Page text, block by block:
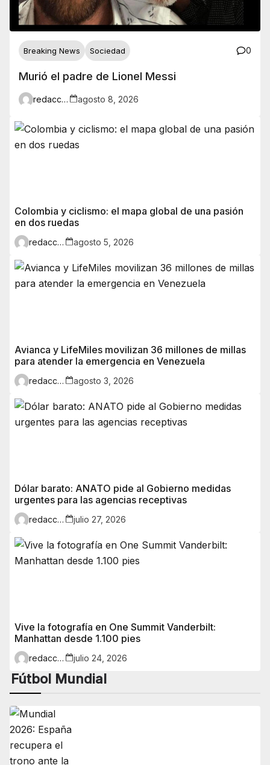
Breaking News Sociedad 0
Murió el padre de Lionel Messi
redaccion agosto 8, 2026
Colombia y ciclismo: el mapa global de una pasión
en dos ruedas
redaccion agosto 5, 2026
Avianca y LifeMiles movilizan 36 millones de millas
para atender la emergencia en Venezuela
redaccion agosto 3, 2026
Dólar barato: ANATO pide al Gobierno medidas
urgentes para las agencias receptivas
redaccion julio 27, 2026
Vive la fotografía en One Summit Vanderbilt:
Manhattan desde 1.100 pies
redaccion julio 24, 2026
Fútbol Mundial